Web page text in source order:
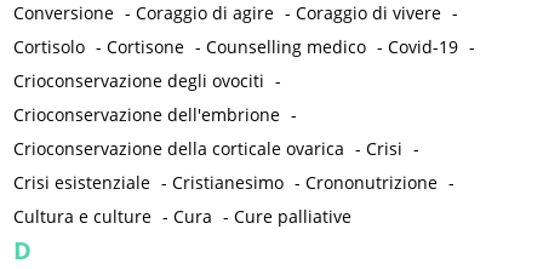
Conversione -Coraggio di agire -Coraggio di vivere -
Cortisolo -Cortisone -Counselling medico -Covid-19 -
Crioconservazione degli ovociti -
Crioconservazione dell'embrione -
Crioconservazione della corticale ovarica -Crisi -
Crisi esistenziale -Cristianesimo -Crononutrizione -
Cultura e culture -Cura -Cure palliative
D